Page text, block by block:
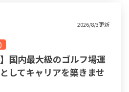
2026/8/3更新
国内最大級のゴルフ場運
してキャリアを築きませ